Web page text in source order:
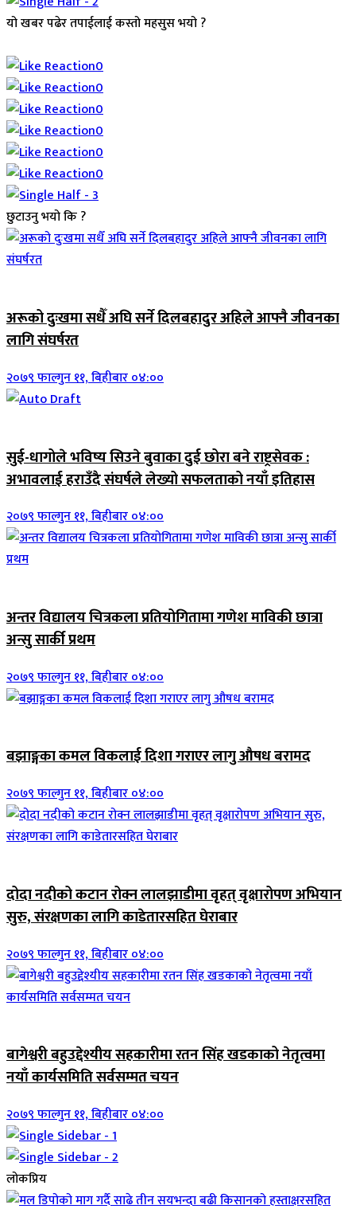
यो खबर पढेर तपाईलाई कस्तो महसुस भयो ?
0
0
0
0
0
0
छुटाउनु भयो कि ?
अरूको दुःखमा सधैँ अघि सर्ने दिलबहादुर अहिले आफ्नै जीवनका
लागि संघर्षरत
२०७९ फाल्गुन ११, बिहीबार ०४:००
सुई-धागोले भविष्य सिउने बुवाका दुई छोरा बने राष्ट्रसेवक :
अभावलाई हराउँदै संघर्षले लेख्यो सफलताको नयाँ इतिहास
२०७९ फाल्गुन ११, बिहीबार ०४:००
अन्तर विद्यालय चित्रकला प्रतियोगितामा गणेश माविकी छात्रा
अन्सु सार्की प्रथम
२०७९ फाल्गुन ११, बिहीबार ०४:००
बझाङ्गका कमल विकलाई दिशा गराएर लागु औषध बरामद
२०७९ फाल्गुन ११, बिहीबार ०४:००
दोदा नदीको कटान रोक्न लालझाडीमा वृहत् वृक्षारोपण अभियान
सुरु, संरक्षणका लागि काडेतारसहित घेराबार
२०७९ फाल्गुन ११, बिहीबार ०४:००
बागेश्वरी बहुउद्देश्यीय सहकारीमा रतन सिंह खडकाको नेतृत्वमा
नयाँ कार्यसमिति सर्वसम्मत चयन
२०७९ फाल्गुन ११, बिहीबार ०४:००
लोकप्रिय